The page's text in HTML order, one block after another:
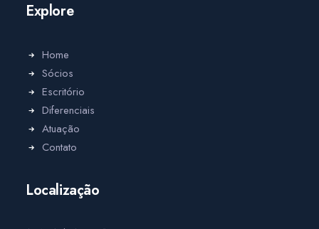
Explore
Home
Sócios
Escritório
Diferenciais
Atuação
Contato
Localização